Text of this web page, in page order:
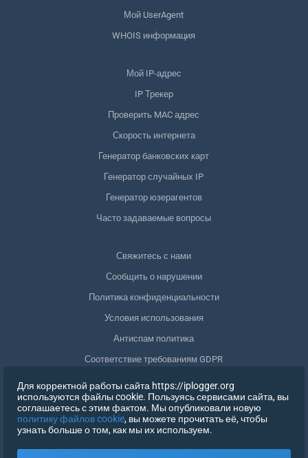
Мой UserAgent
WHOIS информация
Мой IP-адрес
IP Трекер
Проверить MAC адрес
Скорость интернета
Генератор банковских карт
Генератор случайных IP
Генератор юзерагентов
Часто задаваемые вопросы
Свяжитесь с нами
Сообщить о нарушении
Политика конфиденциальности
Условия использования
Антиспам политика
Соответствие требованиям GDPR
Удалить мои данные
Отозвать согласие
Для корректной работы сайта https://iplogger.org
используются файлы cookie. Пользуясь сервисами сайта, вы
соглашаетесь с этим фактом. Мы опубликовали новую
политику файлов cookie, вы можете прочитать её, чтобы
узнать больше о том, как мы их используем.